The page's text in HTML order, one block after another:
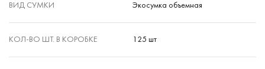
ВИД СУМКИ Экосумка объемная
КОЛ-ВО ШТ. В КОРОБКЕ 125 шт